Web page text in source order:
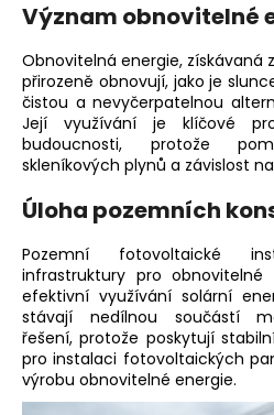
Význam obnovitelné
Obnovitelná energie, získávaná
přirozeně obnovují, jako je
čistou a nevyčerpatelnou
Její využívání je klíčové
budoucnosti, protože
skleníkových plynů a závislost
Úloha pozemních
Pozemní fotovoltaické
infrastruktury pro obnovitelné
efektivní využívání solární
stávají nedílnou součástí
řešení, protože poskytují
pro instalaci fotovoltaických
výrobu obnovitelné energie.
o
u
č
u
j
e
m
e
DRÁŽKOVÁ
MATICE
M8
S
KULIČKOU
3
Kč